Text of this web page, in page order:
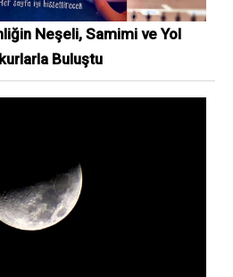
Neşeli, Samimi ve Yol
Buluştu